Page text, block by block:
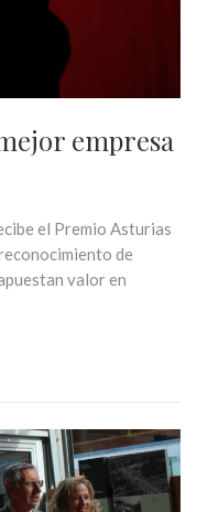
empresa
el Premio Asturias
de
valor en